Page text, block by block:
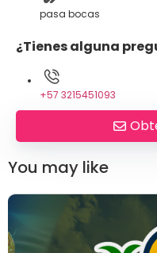
pasa bocas
¿Tienes alguna
+57 3215451093
You may like